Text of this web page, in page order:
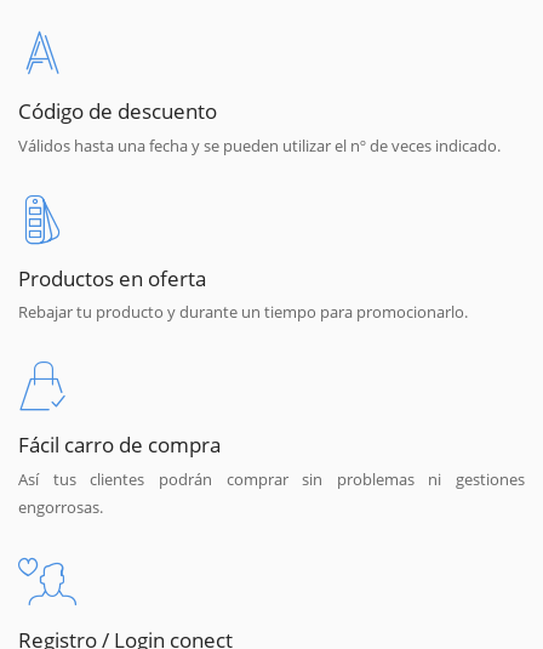
Código de descuento
Válidos hasta una fecha y se pueden utilizar el nº de veces indicado.
Productos en oferta
Rebajar tu producto y durante un tiempo para promocionarlo.
Fácil carro de compra
Así tus clientes podrán comprar sin problemas ni gestiones
engorrosas.
Registro / Login conect